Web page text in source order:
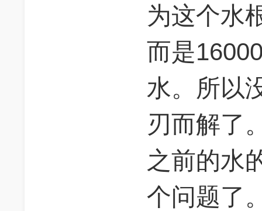
为这个水
而是
水。所以
刃而解了
之前的水
个问题了